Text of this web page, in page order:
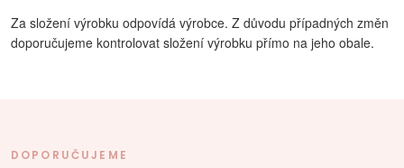
Za složení výrobku odpovídá výrobce. Z důvodu případných změn
doporučujeme kontrolovat složení výrobku přímo na jeho obale.
DOPORUČUJEME